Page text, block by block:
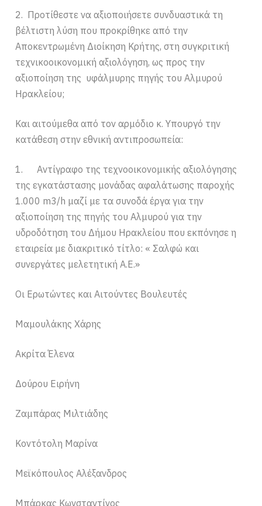
2. Προτίθεστε να αξιοποιήσετε συνδυαστικά τη
βέλτιστη λύση που προκρίθηκε από την
Αποκεντρωμένη Διοίκηση Κρήτης, στη συγκριτική
τεχνικοοικονομική αξιολόγηση, ως προς την
αξιοποίηση της υφάλμυρης πηγής του Αλμυρού
Ηρακλείου;
Και αιτούμεθα από τον αρμόδιο κ. Υπουργό την
κατάθεση στην εθνική αντιπροσωπεία:
1. Αντίγραφο της τεχνοοικονομικής αξιολόγησης
της εγκατάστασης μονάδας αφαλάτωσης παροχής
1.000 m3/h μαζί με τα συνοδά έργα για την
αξιοποίηση της πηγής του Αλμυρού για την
υδροδότηση του Δήμου Ηρακλείου που εκπόνησε η
εταιρεία με διακριτικό τίτλο: « Σαλφώ και
συνεργάτες μελετητική Α.Ε.»
Οι Ερωτώντες και Αιτούντες Βουλευτές
Μαμουλάκης Χάρης
Ακρίτα Έλενα
Δούρου Ειρήνη
Ζαμπάρας Μιλτιάδης
Κοντότολη Μαρίνα
Μεϊκόπουλος Αλέξανδρος
Μπάρκας Κωνσταντίνος